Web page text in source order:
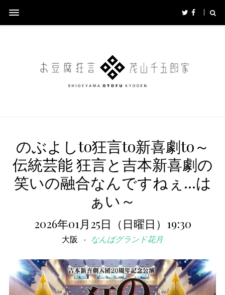
のぶよしto狂言to新喜劇to～
伝統芸能 狂言と吉本新喜劇の
笑いの融合なんですねぇ…は
ぁい～
2026年01月25日（日曜日）19:30
大阪 なんばグランド花月